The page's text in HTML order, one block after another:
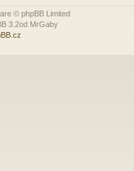
© phpBB Limited
3.2od MrGaby